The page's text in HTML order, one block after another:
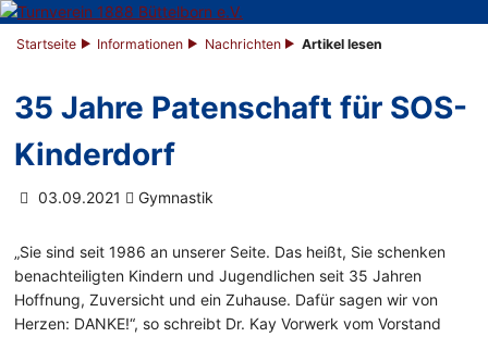
Startseite Informationen Nachrichten Artikel lesen
35 Jahre Patenschaft für SOS-
Kinderdorf
03.09.2021 Gymnastik
„Sie sind seit 1986 an unserer Seite. Das heißt, Sie schenken
benachteiligten Kindern und Jugendlichen seit 35 Jahren
Hoffnung, Zuversicht und ein Zuhause. Dafür sagen wir von
Herzen: DANKE!“, so schreibt Dr. Kay Vorwerk vom Vorstand